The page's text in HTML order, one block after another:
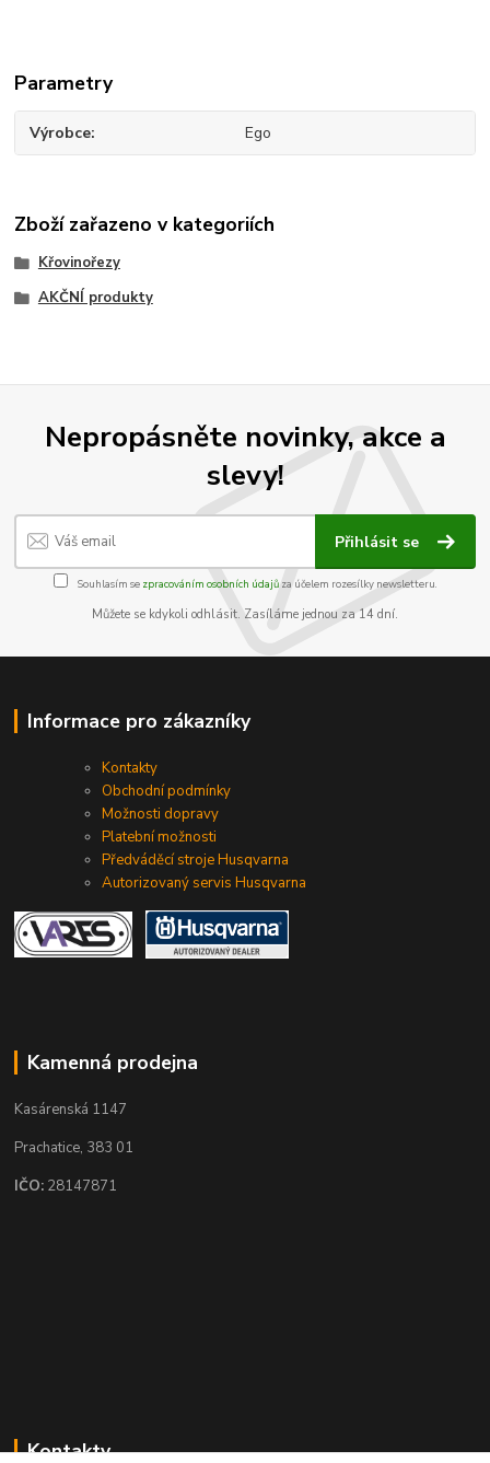
Parametry
Výrobce Ego
Zboží zařazeno v kategoriích
Křovinořezy
AKČNÍ produkty
Nepropásněte novinky, akce a
slevy!
Přihlásit se
Souhlasím se zpracováním osobních údajůza účelem rozesílky newsletteru.
Můžete se kdykoli odhlásit. Zasíláme jednou za 14 dní.
Informace pro zákazníky
Kontakty
Obchodní podmínky
Možnosti dopravy
Platební možnosti
Předváděcí stroje Husqvarna
Autorizovaný servis Husqvarna
Kamenná prodejna
Kasárenská 1147
Prachatice, 383 01
IČO: 28147871
Kontakty